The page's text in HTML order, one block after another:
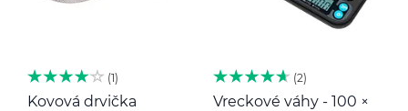
1
Kovová drvička
2
Vreckové váhy - 100 ×